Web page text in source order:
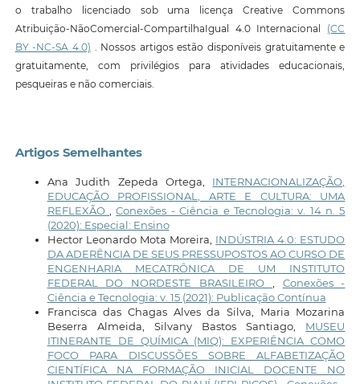
o trabalho licenciado sob uma licença Creative Commons
Atribuição-NãoComercial-CompartilhaIgual 4.0 Internacional (CC
BY -NC-SA 4.0) . Nossos artigos estão disponíveis gratuitamente e
gratuitamente, com privilégios para atividades educacionais,
pesqueiras e não comerciais.
Artigos Semelhantes
Ana Judith Zepeda Ortega, INTERNACIONALIZAÇÃO,
EDUCAÇÃO PROFISSIONAL, ARTE E CULTURA: UMA
REFLEXÃO ,Conexões - Ciência e Tecnologia: v. 14 n. 5
(2020): Especial: Ensino
Hector Leonardo Mota Moreira, INDÚSTRIA 4.0: ESTUDO
DA ADERÊNCIA DE SEUS PRESSUPOSTOS AO CURSO DE
ENGENHARIA MECATRÔNICA DE UM INSTITUTO
FEDERAL DO NORDESTE BRASILEIRO , Conexões -
Ciência e Tecnologia: v. 15 (2021): Publicação Contínua
Francisca das Chagas Alves da Silva, Maria Mozarina
Beserra Almeida, Silvany Bastos Santiago, MUSEU
ITINERANTE DE QUÍMICA (MIQ): EXPERIÊNCIA COMO
FOCO PARA DISCUSSÕES SOBRE ALFABETIZAÇÃO
CIENTÍFICA NA FORMAÇÃO INICIAL DOCENTE NO